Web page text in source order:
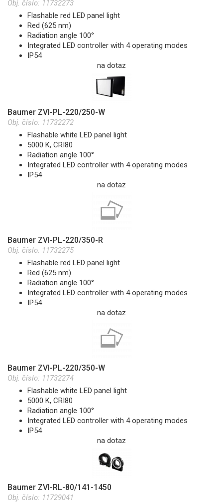
Obj. číslo: 11732273
Flashable red LED panel light
Red (625 nm)
Radiation angle 100°
Integrated LED controller with 4 operating modes
IP54
na dotaz
Baumer ZVI-PL-220/250-W
Obj. číslo: 11732272
Flashable white LED panel light
5000 K, CRI80
Radiation angle 100°
Integrated LED controller with 4 operating modes
IP54
na dotaz
Baumer ZVI-PL-220/350-R
Obj. číslo: 11732275
Flashable red LED panel light
Red (625 nm)
Radiation angle 100°
Integrated LED controller with 4 operating modes
IP54
na dotaz
Baumer ZVI-PL-220/350-W
Obj. číslo: 11732274
Flashable white LED panel light
5000 K, CRI80
Radiation angle 100°
Integrated LED controller with 4 operating modes
IP54
na dotaz
Baumer ZVI-RL-80/141-1450
Obj. číslo: 11729041